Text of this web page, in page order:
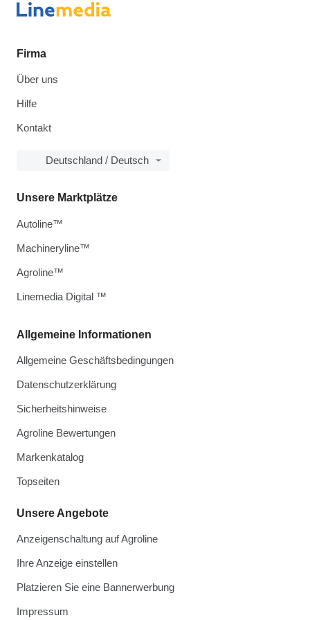
Firma
Über uns
Hilfe
Kontakt
Deutschland / Deutsch
Allgemeine Informationen
Allgemeine Geschäftsbedingungen
Datenschutzerklärung
Sicherheitshinweise
Agroline Bewertungen
Markenkatalog
Topseiten
Unsere Angebote
Anzeigenschaltung auf Agroline
Ihre Anzeige einstellen
Platzieren Sie eine Bannerwerbung
Impressum
Unsere Marktplätze
Autoline™
Machineryline™
Agroline™
Linemedia Digital ™